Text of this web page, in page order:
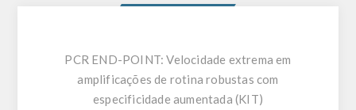
PCR END-POINT: Velocidade extrema em
amplificações de rotina robustas com
especificidade aumentada (KIT)